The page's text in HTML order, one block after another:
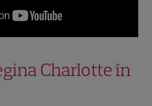
Charlotte în